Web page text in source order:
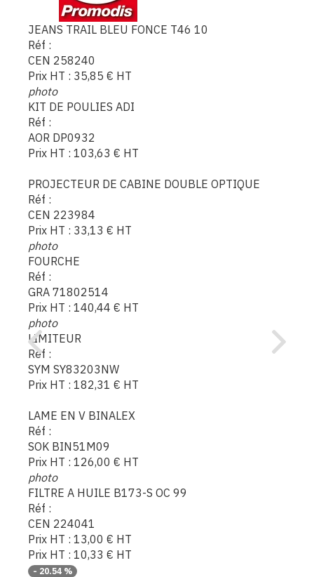
JEANS TRAIL BLEU FONCE T46 10
Réf :
CEN 258240
Prix HT : 35,85 € HT
photo
KIT DE POULIES ADI
Réf :
AOR DP0932
Prix HT : 103,63 € HT
PROJECTEUR DE CABINE DOUBLE OPTIQUE
Réf :
CEN 223984
Prix HT : 33,13 € HT
photo
FOURCHE
Réf :
GRA 71802514
Prix HT : 140,44 € HT
photo
LIMITEUR
Réf :
SYM SY83203NW
Prix HT : 182,31 € HT
LAME EN V BINALEX
Réf :
SOK BIN51M09
Prix HT : 126,00 € HT
photo
FILTRE A HUILE B173-S OC 99
Réf :
CEN 224041
Prix HT : 13,00 € HT
Prix HT : 10,33 € HT
- 20.54 %